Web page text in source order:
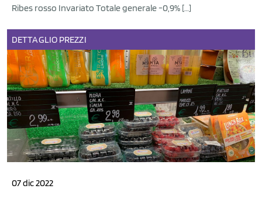
Ribes rosso Invariato Totale generale -0,9% […]
DETTAGLIO PREZZI
07 dic 2022